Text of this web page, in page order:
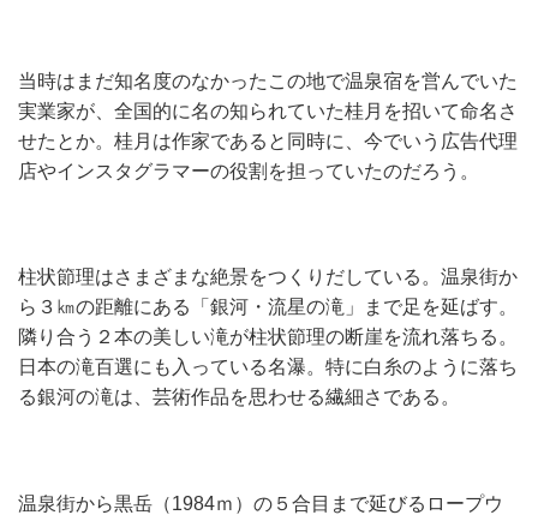
当時はまだ知名度のなかったこの地で温泉宿を営んでいた
実業家が、全国的に名の知られていた桂月を招いて命名さ
せたとか。桂月は作家であると同時に、今でいう広告代理
店やインスタグラマーの役割を担っていたのだろう。
柱状節理はさまざまな絶景をつくりだしている。温泉街か
ら３㎞の距離にある「銀河・流星の滝」まで足を延ばす。
隣り合う２本の美しい滝が柱状節理の断崖を流れ落ちる。
日本の滝百選にも入っている名瀑。特に白糸のように落ち
る銀河の滝は、芸術作品を思わせる繊細さである。
温泉街から黒岳（1984ｍ）の５合目まで延びるロープウ